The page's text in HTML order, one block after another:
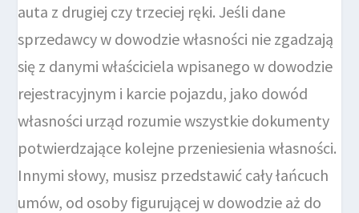
auta z drugiej czy trzeciej ręki. Jeśli dane
sprzedawcy w dowodzie własności nie zgadzają
się z danymi właściciela wpisanego w dowodzie
rejestracyjnym i karcie pojazdu, jako dowód
własności urząd rozumie wszystkie dokumenty
potwierdzające kolejne przeniesienia własności.
Innymi słowy, musisz przedstawić cały łańcuch
umów, od osoby figurującej w dowodzie aż do